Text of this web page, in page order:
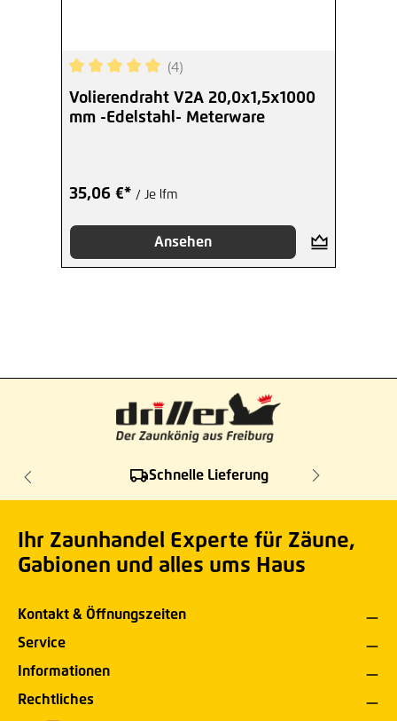
Durchschnittliche Bewertung von 5 von 5
(4)
Volierendraht V2A 20,0x1,5x1000
mm -Edelstahl- Meterware
35,06 €* / Je lfm
Ansehen
Schnelle Lieferung
Ihr Zaunhandel Experte für Zäune,
Gabionen und alles ums Haus
Kontakt & Öffnungszeiten
Service
Informationen
Rechtliches